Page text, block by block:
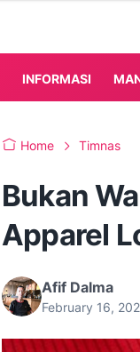
INFORMASI
Home Timnas
Bukan
Apparel
Afif Dalma
February 16,